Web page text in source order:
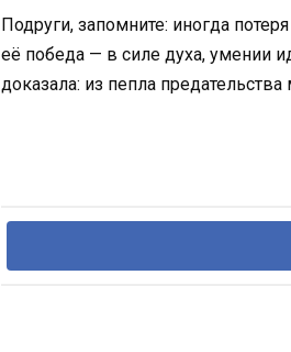
Подруги, запомните: иногда
её победа — в силе духа, умении
доказала: из пепла